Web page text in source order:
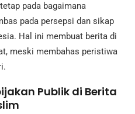
pada bagaimana
pada persepsi dan sikap
Hal ini membuat berita di
meski membahas peristiwa
Publik di Berita